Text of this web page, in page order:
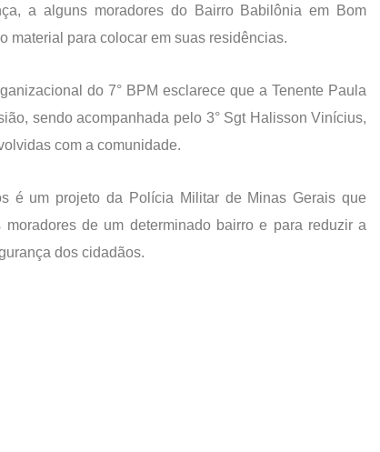
a alguns moradores do Bairro Babilônia em Bom
material para colocar em suas residências.
do 7° BPM esclarece que a Tenente Paula
sendo acompanhada pelo 3° Sgt Halisson Vinícius,
com a comunidade.
é um projeto da Polícia Militar de Minas Gerais que
de um determinado bairro e para reduzir a
dos cidadãos.